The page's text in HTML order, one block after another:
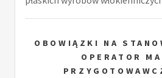
OBOWIĄZKI NA
OPERATOR